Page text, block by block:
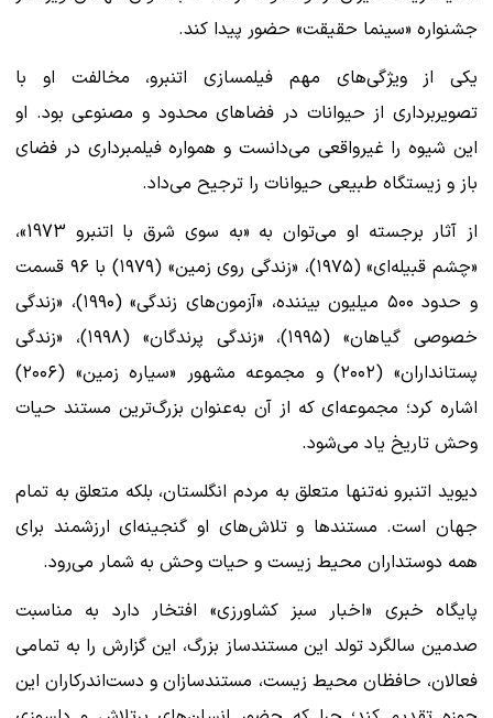
جشنواره «سینما حقیقت» حضور پیدا کند.
یکی از ویژگی‌های مهم فیلمسازی اتنبرو، مخالفت او با
تصویربرداری از حیوانات در فضاهای محدود و مصنوعی بود. او
این شیوه را غیرواقعی می‌دانست و همواره فیلمبرداری در فضای
باز و زیستگاه طبیعی حیوانات را ترجیح می‌داد.
از آثار برجسته او می‌توان به «به سوی شرق با اتنبرو 1973»،
«چشم قبیله‌ای» (۱۹۷۵)، «زندگی روی زمین» (۱۹۷۹) با ۹۶ قسمت
و حدود ۵۰۰ میلیون بیننده، «آزمون‌های زندگی» (۱۹۹۰)، «زندگی
خصوصی گیاهان» (۱۹۹۵)، «زندگی پرندگان» (۱۹۹۸)، «زندگی
پستانداران» (۲۰۰۲) و مجموعه مشهور «سیاره زمین» (۲۰۰۶)
اشاره کرد؛ مجموعه‌ای که از آن به‌عنوان بزرگ‌ترین مستند حیات
وحش تاریخ یاد می‌شود.
دیوید اتنبرو نه‌تنها متعلق به مردم انگلستان، بلکه متعلق به تمام
جهان است. مستندها و تلاش‌های او گنجینه‌ای ارزشمند برای
همه دوستداران محیط زیست و حیات وحش به شمار می‌رود.
پایگاه خبری «اخبار سبز کشاورزی» افتخار دارد به مناسبت
صدمین سالگرد تولد این مستندساز بزرگ، این گزارش را به تمامی
فعالان، حافظان محیط زیست، مستندسازان و دست‌اندرکاران این